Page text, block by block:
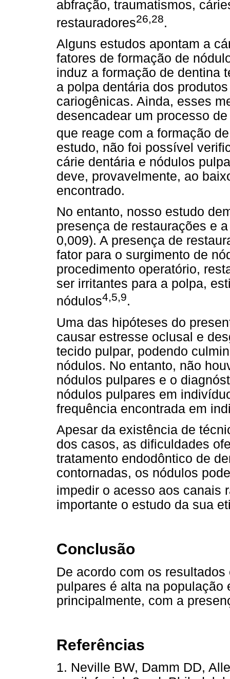
abfração, traumatismos,
restauradores26,28.
Alguns estudos apontam a
fatores de formação de
induz a formação de dentina
a polpa dentária dos
cariogênicas. Ainda, esses
desencadear um processo
que reage com a formação
estudo, não foi possível
cárie dentária e nódulos
deve, provavelmente, ao
encontrado.
No entanto, nosso estudo
presença de restaurações e
0,009). A presença de
fator para o surgimento de
procedimento operatório,
ser irritantes para a polpa,
nódulos4,5,9.
Uma das hipóteses do
causar estresse oclusal e
tecido pulpar, podendo
nódulos. No entanto, não
nódulos pulpares e o
nódulos pulpares em
frequência encontrada em
Apesar da existência de
dos casos, as dificuldades
tratamento endodôntico de
contornadas, os nódulos
impedir o acesso aos canais
importante o estudo da sua
Conclusão
De acordo com os
pulpares é alta na população
principalmente, com a
Referências
1. Neville BW, Damm DD,